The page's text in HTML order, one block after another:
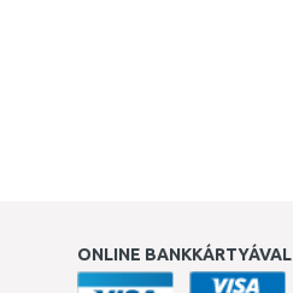
ONLINE BANKKÁRTYÁVAL